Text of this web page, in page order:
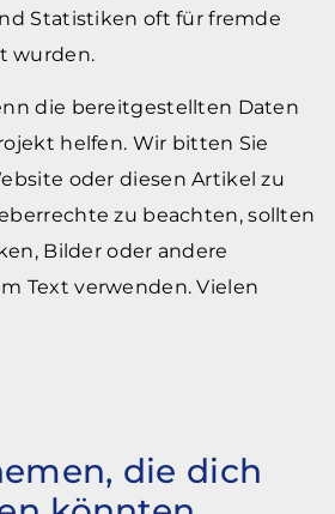
Statistiken oft für fremde
wurden.
die bereitgestellten Daten
helfen. Wir bitten Sie
oder diesen Artikel zu
zu beachten, sollten
Bilder oder andere
Text verwenden. Vielen
die dich